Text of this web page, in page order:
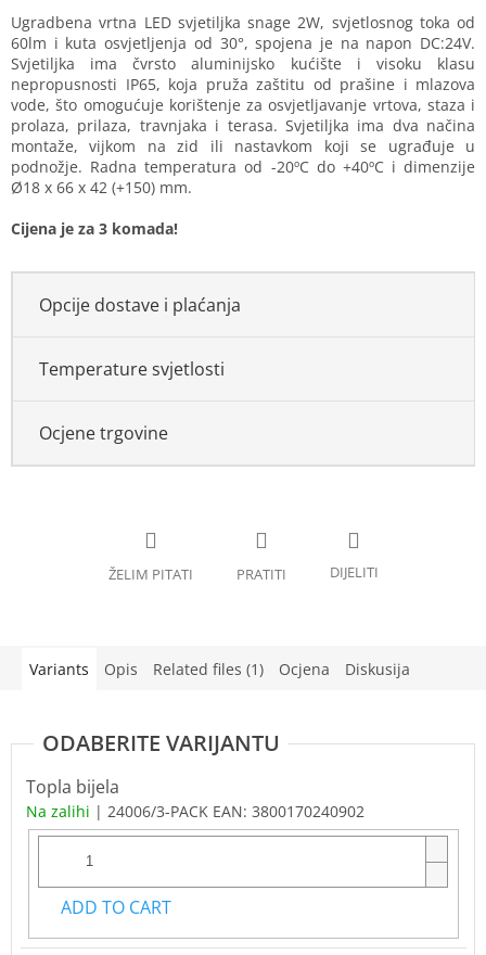
Measure
price:
Ugradbena vrtna LED svjetiljka snage 2W, svjetlosnog toka od
60lm i kuta osvjetljenja od 30°, spojena je na napon DC:24V.
Svjetiljka ima čvrsto aluminijsko kućište i visoku klasu
nepropusnosti IP65, koja pruža zaštitu od prašine i mlazova
vode, što omogućuje korištenje za osvjetljavanje vrtova, staza i
prolaza, prilaza, travnjaka i terasa. Svjetiljka ima dva načina
montaže, vijkom na zid ili nastavkom koji se ugrađuje u
podnožje. Radna temperatura od -20ºC do +40ºC i dimenzije
Ø18 x 66 x 42 (+150) mm.
Cijena je za 3 komada!
Opcije dostave i plaćanja
Temperature svjetlosti
Ocjene trgovine
Variants Opis Related files (1) Ocjena Diskusija
Topla bijela
Na zalihi | 24006/3-PACK EAN: 3800170240902
ADD TO CART